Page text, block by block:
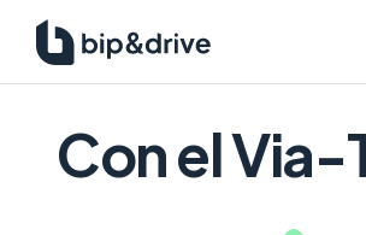
Con el Via-